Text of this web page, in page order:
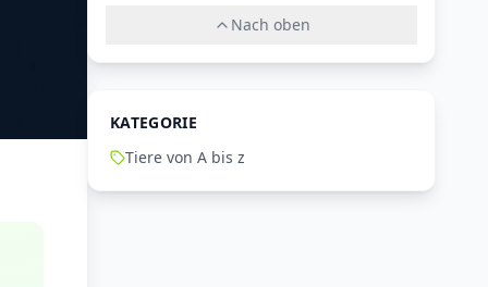
Nach oben
KATEGORIE
Tiere von A bis z